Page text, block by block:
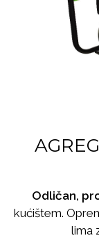
2017
ĐANO
TRADE
ŠTO O
NAMA
Odličan,
kućištem.
lima